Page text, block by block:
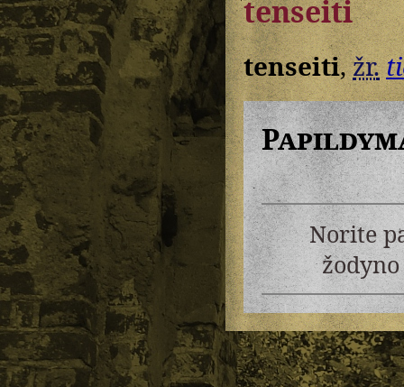
tenseiti
tenseiti,žr.
Norite